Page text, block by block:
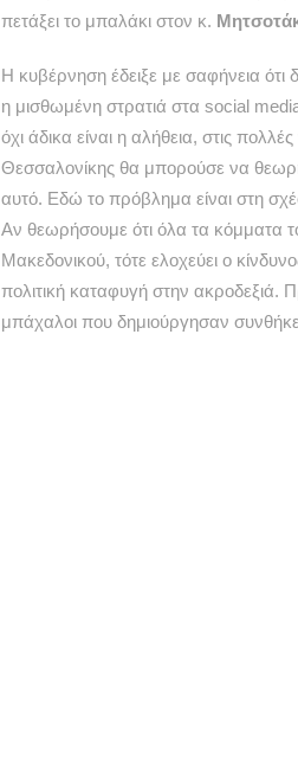
πετάξει το μπαλάκι στον κ.
Η κυβέρνηση έδειξε με σαφήνεια ότι
η μισθωμένη στρατιά στα social
όχι άδικα είναι η αλήθεια, στις
Θεσσαλονίκης θα μπορούσε να
αυτό. Εδώ το πρόβλημα είναι στη
Αν θεωρήσουμε ότι όλα τα κόμματα
Μακεδονικού, τότε ελοχεύει ο
πολιτική καταφυγή στην ακροδεξιά.
μπάχαλοι που δημιούργησαν